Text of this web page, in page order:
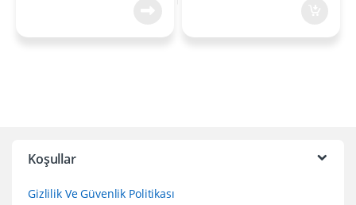
Koşullar
Gizlilik Ve Güvenlik Politikası